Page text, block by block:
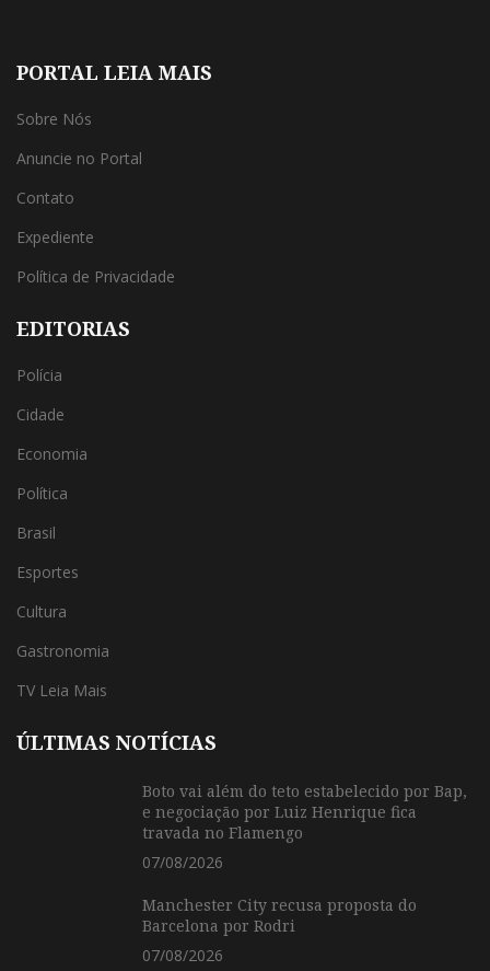
PORTAL LEIA MAIS
Sobre Nós
Anuncie no Portal
Contato
Expediente
Política de Privacidade
EDITORIAS
Polícia
Cidade
Economia
Política
Brasil
Esportes
Cultura
Gastronomia
TV Leia Mais
ÚLTIMAS NOTÍCIAS
Boto vai além do teto estabelecido por Bap,
e negociação por Luiz Henrique fica
travada no Flamengo
07/08/2026
Manchester City recusa proposta do
Barcelona por Rodri
07/08/2026